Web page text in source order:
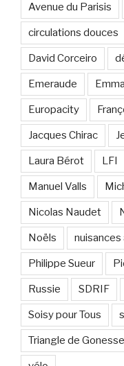
Avenue du Parisis
circulations douces
David Corceiro
Emeraude
Europacity
Jacques Chirac
Laura Bérot LFI
Manuel Valls
Nicolas Naudet
Noëls nuisances
Philippe Sueur
Russie SDRIF
Soisy pour Tous
Triangle de Gonesse